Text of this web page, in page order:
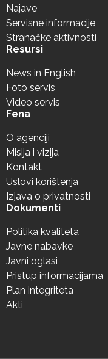
Najave
Servisne informacije
Stranačke aktivnosti
Resursi
News in English
Foto servis
Video servis
Fena
O agenciji
Misija i vizija
Kontakt
Uslovi korištenja
Izjava o privatnosti
Dokumenti
Politika kvaliteta
Javne nabavke
Javni oglasi
Pristup informacijama
Plan integriteta
Akti